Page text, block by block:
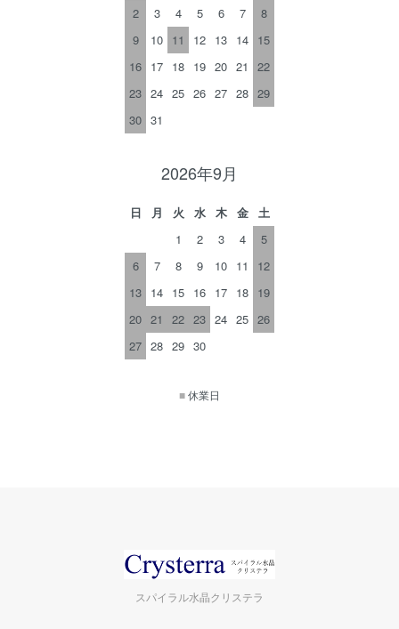
2
3 4 5 6 7
8
9
10 11 12 13 14 15
16 17 18 19 20 21
22
23 24 25 26 27 28 29
30 31
2026年9月
日 月 火 水 木 金
土
1
2 3 4
5
6
7 8 9 10 11
12
13 14 15 16 17 18 19
20 21 22 23 24 25 26
27 28 29 30
■休業日
スパイラル水晶クリステラ